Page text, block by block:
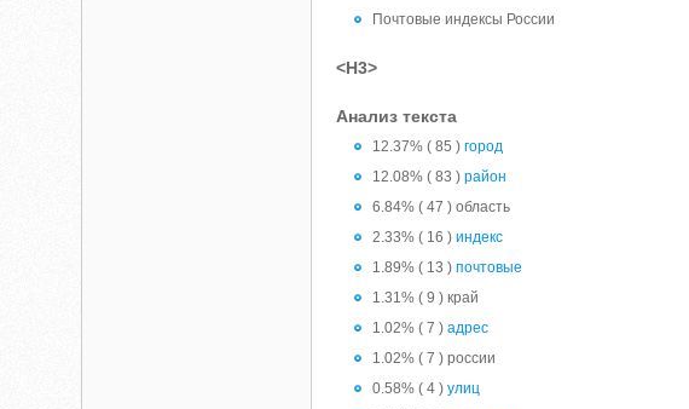
Почтовые индексы России
<H3>
Анализ текста
12.37% ( 85 )город
12.08% ( 83 )район
6.84% ( 47 ) область
2.33% ( 16 )индекс
1.89% ( 13 )почтовые
1.31% ( 9 ) край
1.02% ( 7 )адрес
1.02% ( 7 ) россии
0.58% ( 4 )улиц